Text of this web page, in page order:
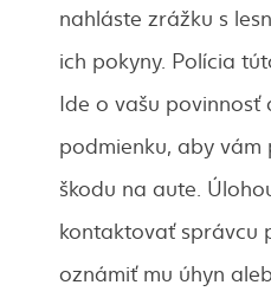
nahláste zrážku s
ich pokyny. Polícia
Ide o vašu povinnosť
podmienku, aby
škodu na aute.
kontaktovať správcu
oznámiť mu úhyn